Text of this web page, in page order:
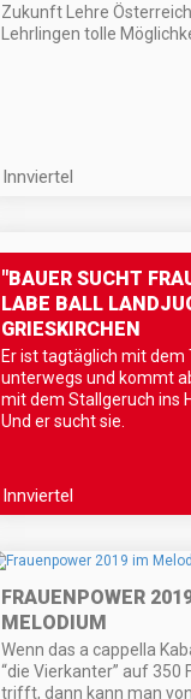
Zukunft Lehre
Lehrlingen tolle
Innviertel
"BAUER SUCHT
LABE BALL
GRIESKIRCHEN
Er ist tagtäglich mit dem
unterwegs und kommt
mit dem Stallgeruch ins
Und er sucht sie.
Innviertel
FRAUENPOWER
MELODIUM
Wenn das a cappella
“die Vierkanter” auf 350
trifft, dann kann man